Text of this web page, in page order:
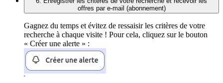
offres par e-mail (abonnement)
Gagnez du temps et évitez de ressaisir les critères de votre
recherche à chaque visite ! Pour cela, cliquez sur le bouton
« Créer une alerte » :